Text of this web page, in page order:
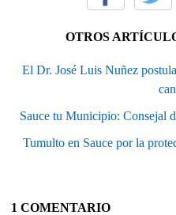
OTROS
El Dr. José Luis Nuñez
Sauce tu Municipio: Consejal
Tumulto en Sauce por la
1 COMENTARIO